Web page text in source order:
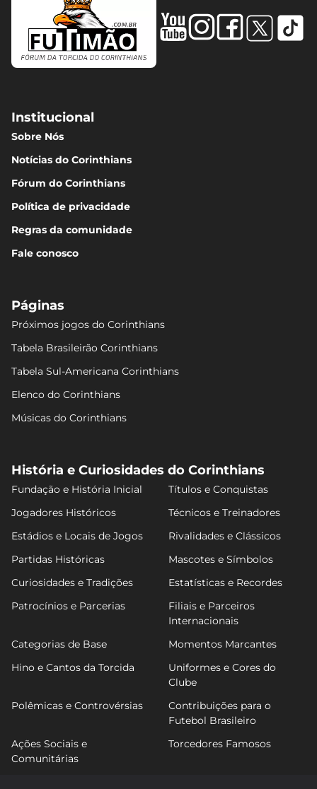
Institucional
Sobre Nós
Notícias do Corinthians
Fórum do Corinthians
Política de privacidade
Regras da comunidade
Fale conosco
Páginas
Próximos jogos do Corinthians
Tabela Brasileirão Corinthians
Tabela Sul-Americana Corinthians
Elenco do Corinthians
Músicas do Corinthians
História e Curiosidades do Corinthians
Fundação e História Inicial
Títulos e Conquistas
Jogadores Históricos
Técnicos e Treinadores
Estádios e Locais de Jogos
Rivalidades e Clássicos
Partidas Históricas
Mascotes e Símbolos
Curiosidades e Tradições
Estatísticas e Recordes
Patrocínios e Parcerias
Filiais e Parceiros
Internacionais
Categorias de Base
Momentos Marcantes
Hino e Cantos da Torcida
Uniformes e Cores do
Clube
Polêmicas e Controvérsias
Contribuições para o
Futebol Brasileiro
Ações Sociais e
Comunitárias
Torcedores Famosos